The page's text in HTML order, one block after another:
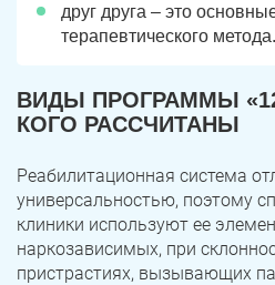
друг друга – это
терапевтического метода.
ВИДЫ ПРОГРАММЫ
КОГО РАССЧИТАНЫ
Реабилитационная система
универсальностью, поэтому
клиники используют ее
наркозависимых, при
пристрастиях, вызывающих